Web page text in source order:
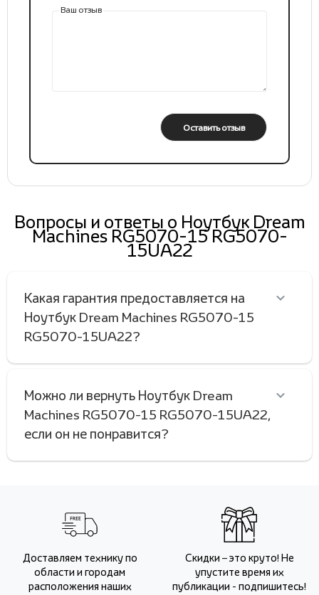
Ваш отзыв
Оставить отзыв
Вопросы и ответы о Ноутбук Dream
Machines RG5070-15 RG5070-
15UA22
Какая гарантия предоставляется на
Ноутбук Dream Machines RG5070-15
RG5070-15UA22?
Можно ли вернуть Ноутбук Dream
Machines RG5070-15 RG5070-15UA22,
если он не понравится?
Доставляем технику по
области и городам
расположения наших
Скидки – это круто! Не
упустите время их
публикации - подпишитесь!